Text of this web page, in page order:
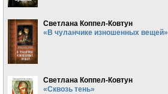
Светлана Коппел-Ковтун
«В чуланчике изношенных вещей»
Светлана Коппел-Ковтун
«Сквозь тень»